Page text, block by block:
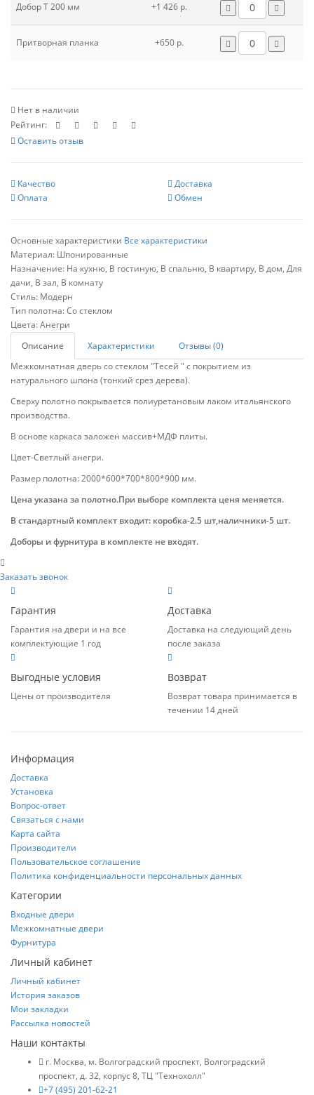
Добор Т 200 мм +1 426 р.
Притворная планка +650 р.
Нет в наличии
Рейтинг:
Оставить отзыв
Качество
Доставка
Оплата
Обмен
Основные характеристики Все характеристики
Материал: Шпонированные
Назначение: На кухню, В гостиную, В спальню, В квартиру, В дом, Для
дачи, В зал, В комнату
Стиль: Модерн
Тип полотна:Со стеклом
Цвета:Анегри
Описание
Характеристики
Отзывы (0)
Межкомнатная дверь со стеклом "Тесей " с покрытием из
натурального шпона (тонкий срез дерева).
Сверху полотно покрывается полиуретановым лаком итальянского
производства.
В основе каркаса заложен массив+МДФ плиты.
Цвет-Светлый анегри.
Размер полотна: 2000*600*700*800*900 мм.
Цена указана за полотно.При выборе комплекта ценя меняется.
В стандартный комплект входит: коробка-2.5 шт,наличники-5 шт.
Доборы и фурнитура в комплекте не входят.
Заказать звонок
Гарантия
Гарантия на двери и на все
комплектующие 1 год
Доставка
Доставка на следующий день
после заказа
Выгодные условия
Цены от производителя
Возврат
Возврат товара принимается в
течении 14 дней
Информация
Доставка
Установка
Вопрос-ответ
Связаться с нами
Карта сайта
Производители
Пользовательское соглашение
Политика конфиденциальности персональных данных
Категории
Входные двери
Межкомнатные двери
Фурнитура
Личный кабинет
Личный кабинет
История заказов
Мои закладки
Рассылка новостей
Наши контакты
г. Москва, м. Волгоградский проспект, Волгоградский
проспект, д. 32, корпус 8, ТЦ "Технохолл"
+7 (495) 201-62-21